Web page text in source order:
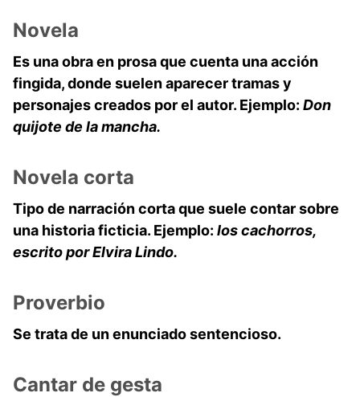
Novela
Es una obra en prosa que cuenta una acción
fingida, donde suelen aparecer tramas y
personajes creados por el autor. Ejemplo: Don
quijote de la mancha.
Novela corta
Tipo de narración corta que suele contar sobre
una historia ficticia. Ejemplo: los cachorros,
escrito por Elvira Lindo.
Proverbio
Se trata de un enunciado sentencioso.
Cantar de gesta